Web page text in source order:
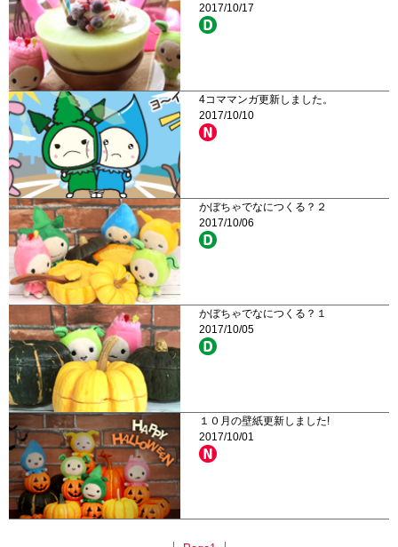
2017/10/17
4コママンガ更新しました。
2017/10/10
かぼちゃでなにつくる？２
2017/10/06
かぼちゃでなにつくる？１
2017/10/05
１０月の壁紙更新しました!
2017/10/01